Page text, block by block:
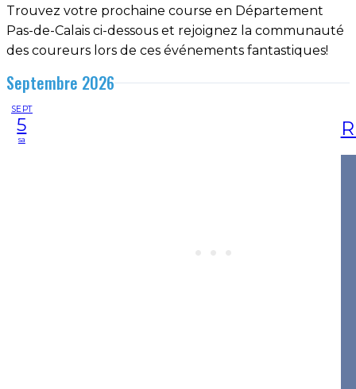
Trouvez votre prochaine course en Département
Pas-de-Calais ci-dessous et rejoignez la communauté
des coureurs lors de ces événements fantastiques!
Septembre 2026
SEPT
5
sa